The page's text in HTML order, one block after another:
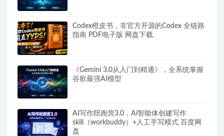
Codex橙皮书，非官方开源的Codex 全链路
指南 PDF电子版 网盘下载
《Gemini 3.0从入门到精通》，全系统掌握
谷歌最强AI模型
AI写作陪跑营3.0，Ai智能体创建写作
skill（workbuddy）+人工手写模式 百度网
盘